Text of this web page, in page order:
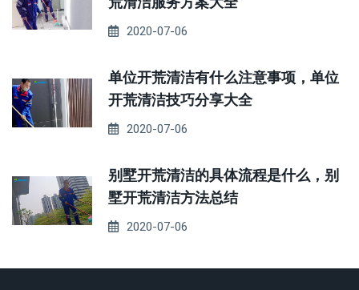
2020-07-06
单位开荒清洁有什么注意事项，单位
开荒清洁技巧分享大全
2020-07-06
别墅开荒清洁的具体流程是什么，别
墅开荒清洁方法总结
2020-07-06